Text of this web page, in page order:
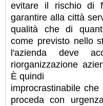
evitare il rischio di
garantire alla città
qualità che di
come previsto nello
l'azienda deve
riorganizzazione
È quindi
improcrastinabile che
proceda con